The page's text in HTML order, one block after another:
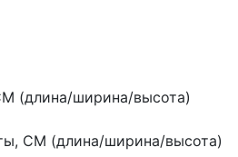
(длина/ширина/высота)
СМ (длина/ширина/высота)